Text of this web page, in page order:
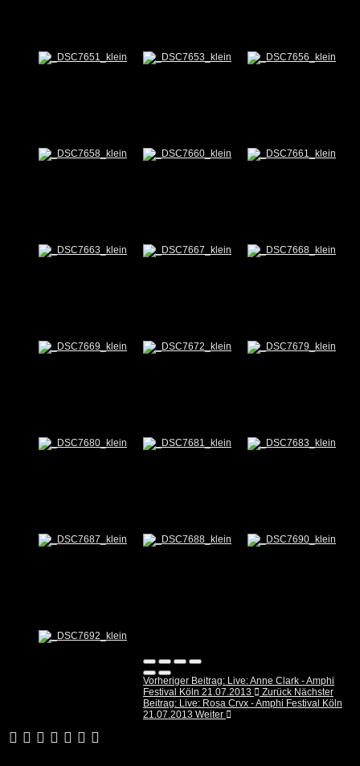
Vorheriger Beitrag: Live: Anne Clark - Amphi
Festival Köln 21.07.2013
Zurück Nächster
Beitrag: Live: Rosa Crvx - Amphi Festival Köln
21.07.2013 Weiter